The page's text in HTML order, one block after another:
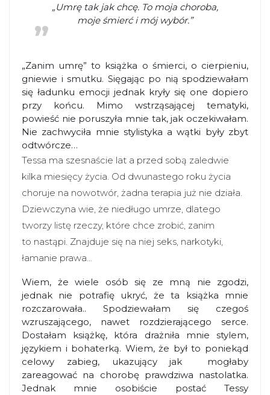
„Umrę tak jak chcę. To moja choroba,
moje śmierć i mój wybór.”
„Zanim umrę” to książka o śmierci, o cierpieniu,
gniewie i smutku. Sięgając po nią spodziewałam
się ładunku emocji jednak kryły się one dopiero
przy końcu. Mimo wstrząsającej tematyki,
powieść nie poruszyła mnie tak, jak oczekiwałam.
Nie zachwyciła mnie stylistyka a wątki były zbyt
odtwórcze…
Tessa ma szesnaście lat a przed sobą zaledwie
kilka miesięcy życia. Od dwunastego roku życia
choruje na nowotwór, żadna terapia już nie działa.
Dziewczyna wie, że niedługo umrze, dlatego
tworzy listę rzeczy, które chce zrobić, zanim
to nastąpi. Znajduje się na niej seks, narkotyki,
łamanie prawa…
Wiem, że wiele osób się ze mną nie zgodzi,
jednak nie potrafię ukryć, że ta książka mnie
rozczarowała.. Spodziewałam się czegoś
wzruszającego, nawet rozdzierającego serce.
Dostałam książkę, która drażniła mnie stylem,
językiem i bohaterką. Wiem, że był to poniekąd
celowy zabieg, ukazujący jak mogłaby
zareagować na chorobę prawdziwa nastolatka.
Jednak mnie osobiście postać Tessy